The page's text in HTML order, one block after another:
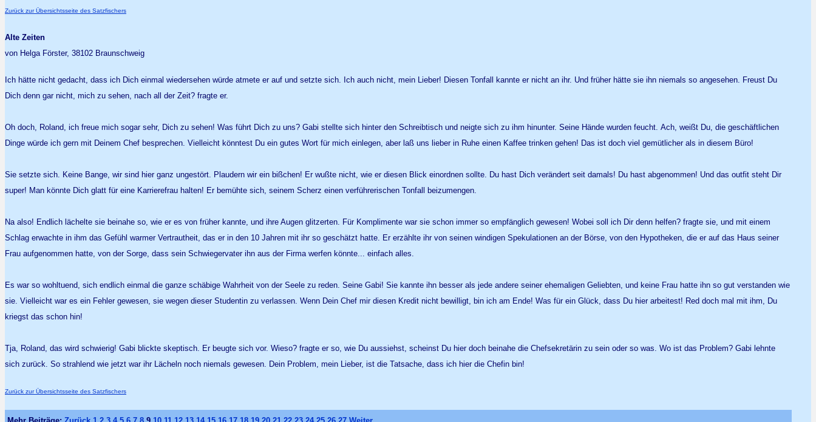
Zurück zur Übersichtsseite des Satzfischers
Alte Zeiten
von Helga Förster, 38102 Braunschweig
Ich hätte nicht gedacht, dass ich Dich einmal wiedersehen würde atmete er auf und setzte sich. Ich auch nicht, mein Lieber! Diesen Tonfall kannte er nicht an ihr. Und früher hätte sie ihn niemals so angesehen. Freust Du
Dich denn gar nicht, mich zu sehen, nach all der Zeit? fragte er.
Oh doch, Roland, ich freue mich sogar sehr, Dich zu sehen! Was führt Dich zu uns? Gabi stellte sich hinter den Schreibtisch und neigte sich zu ihm hinunter. Seine Hände wurden feucht. Ach, weißt Du, die geschäftlichen
Dinge würde ich gern mit Deinem Chef besprechen. Vielleicht könntest Du ein gutes Wort für mich einlegen, aber laß uns lieber in Ruhe einen Kaffee trinken gehen! Das ist doch viel gemütlicher als in diesem Büro!
Sie setzte sich. Keine Bange, wir sind hier ganz ungestört. Plaudern wir ein bißchen! Er wußte nicht, wie er diesen Blick einordnen sollte. Du hast Dich verändert seit damals! Du hast abgenommen! Und das outfit steht Dir
super! Man könnte Dich glatt für eine Karrierefrau halten! Er bemühte sich, seinem Scherz einen verführerischen Tonfall beizumengen.
Na also! Endlich lächelte sie beinahe so, wie er es von früher kannte, und ihre Augen glitzerten. Für Komplimente war sie schon immer so empfänglich gewesen! Wobei soll ich Dir denn helfen? fragte sie, und mit einem
Schlag erwachte in ihm das Gefühl warmer Vertrautheit, das er in den 10 Jahren mit ihr so geschätzt hatte. Er erzählte ihr von seinen windigen Spekulationen an der Börse, von den Hypotheken, die er auf das Haus seiner
Frau aufgenommen hatte, von der Sorge, dass sein Schwiegervater ihn aus der Firma werfen könnte... einfach alles.
Es war so wohltuend, sich endlich einmal die ganze schäbige Wahrheit von der Seele zu reden. Seine Gabi! Sie kannte ihn besser als jede andere seiner ehemaligen Geliebten, und keine Frau hatte ihn so gut verstanden wie
sie. Vielleicht war es ein Fehler gewesen, sie wegen dieser Studentin zu verlassen. Wenn Dein Chef mir diesen Kredit nicht bewilligt, bin ich am Ende! Was für ein Glück, dass Du hier arbeitest! Red doch mal mit ihm, Du
kriegst das schon hin!
Tja, Roland, das wird schwierig! Gabi blickte skeptisch. Er beugte sich vor. Wieso? fragte er so, wie Du aussiehst, scheinst Du hier doch beinahe die Chefsekretärin zu sein oder so was. Wo ist das Problem? Gabi lehnte
sich zurück. So strahlend wie jetzt war ihr Lächeln noch niemals gewesen. Dein Problem, mein Lieber, ist die Tatsache, dass ich hier die Chefin bin!
Zurück zur Übersichtsseite des Satzfischers